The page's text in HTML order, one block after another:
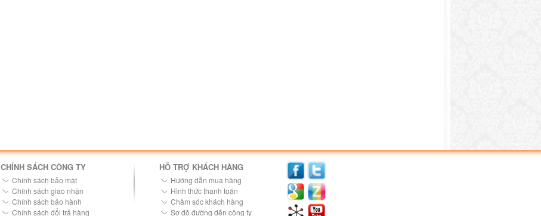
CHÍNH SÁCH CÔNG TY
Chính sách bảo mật
Chính sách giao nhận
Chính sách bảo hành
Chính sách đổi trả hàng
HỖ TRỢ KHÁCH HÀNG
Hướng dẫn mua hàng
Hình thức thanh toán
Chăm sóc khách hàng
Sơ đồ đường đến công ty